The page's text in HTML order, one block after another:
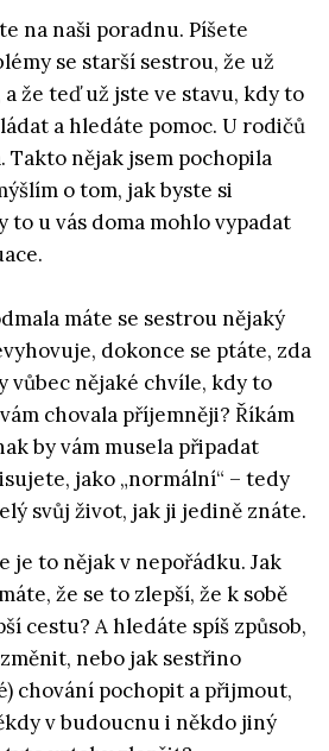
na naši poradnu. Píšete
se starší sestrou, že už
že teď už jste ve stavu, kdy to
a hledáte pomoc. U rodičů
Takto nějak jsem pochopila
o tom, jak byste si
to u vás doma mohlo vypadat
máte se sestrou nějaký
dokonce se ptáte, zda
vůbec nějaké chvíle, kdy to
chovala příjemněji? Říkám
by vám musela připadat
jako „normální“ – tedy
svůj život, jak ji jedině znáte.
je to nějak v nepořádku. Jak
že se to zlepší, že k sobě
cestu? A hledáte spíš způsob,
nebo jak sestřino
chování pochopit a přijmout,
v budoucnu i někdo jiný